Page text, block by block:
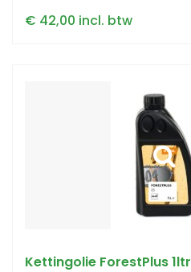
€ 42,00 incl. btw
Kettingolie ForestPlus 1ltr